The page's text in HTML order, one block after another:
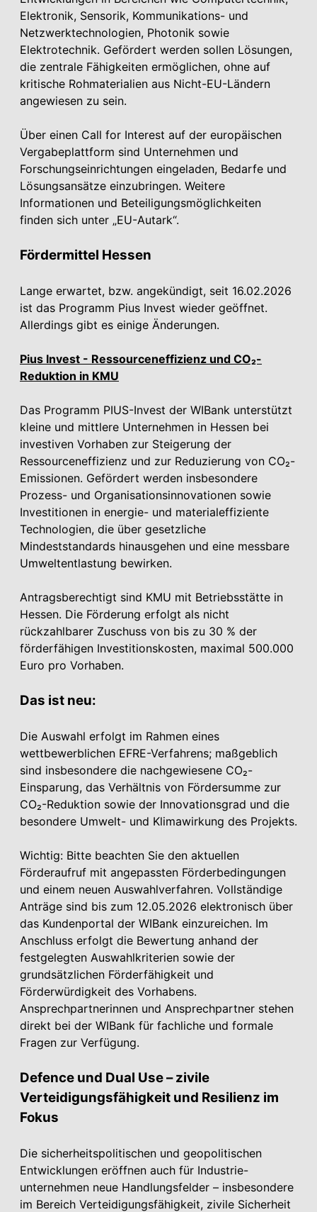
Elektronik, Sensorik, Kommunikations- und
Netzwerktechnologien, Photonik sowie
Elektrotechnik. Gefördert werden sollen Lösungen,
die zentrale Fähigkeiten ermöglichen, ohne auf
kritische Rohmaterialien aus Nicht-EU-Ländern
angewiesen zu sein.
Über einen Call for Interest auf der europäischen
Vergabeplattform sind Unternehmen und
Forschungseinrichtungen eingeladen, Bedarfe und
Lösungsansätze einzubringen. Weitere
Informationen und Beteiligungsmöglichkeiten
finden sich unter „EU-Autark“.
Fördermittel Hessen
Lange erwartet, bzw. angekündigt, seit 16.02.2026
ist das Programm Pius Invest wieder geöffnet.
Allerdings gibt es einige Änderungen.
Pius Invest - Ressourceneffizienz und CO₂-
Reduktion in KMU
Das Programm PIUS-Invest der WIBank unterstützt
kleine und mittlere Unternehmen in Hessen bei
investiven Vorhaben zur Steigerung der
Ressourceneffizienz und zur Reduzierung von CO₂-
Emissionen. Gefördert werden insbesondere
Prozess- und Organisationsinnovationen sowie
Investitionen in energie- und materialeffiziente
Technologien, die über gesetzliche
Mindeststandards hinausgehen und eine messbare
Umweltentlastung bewirken.
Antragsberechtigt sind KMU mit Betriebsstätte in
Hessen. Die Förderung erfolgt als nicht
rückzahlbarer Zuschuss von bis zu 30 % der
förderfähigen Investitionskosten, maximal 500.000
Euro pro Vorhaben.
Das ist neu:
Die Auswahl erfolgt im Rahmen eines
wettbewerblichen EFRE-Verfahrens; maßgeblich
sind insbesondere die nachgewiesene CO₂-
Einsparung, das Verhältnis von Fördersumme zur
CO₂-Reduktion sowie der Innovationsgrad und die
besondere Umwelt- und Klimawirkung des Projekts.
Wichtig: Bitte beachten Sie den aktuellen
Förderaufruf mit angepassten Förderbedingungen
und einem neuen Auswahlverfahren. Vollständige
Anträge sind bis zum 12.05.2026 elektronisch über
das Kundenportal der WIBank einzureichen. Im
Anschluss erfolgt die Bewertung anhand der
festgelegten Auswahlkriterien sowie der
grundsätzlichen Förderfähigkeit und
Förderwürdigkeit des Vorhabens.
Ansprechpartnerinnen und Ansprechpartner stehen
direkt bei der WIBank für fachliche und formale
Fragen zur Verfügung.
Defence und Dual Use – zivile
Verteidigungsfähigkeit und Resilienz im
Fokus
Die sicherheitspolitischen und geopolitischen
Entwicklungen eröffnen auch für Industrie-
unternehmen neue Handlungsfelder – insbesondere
im Bereich Verteidigungsfähigkeit, zivile Sicherheit